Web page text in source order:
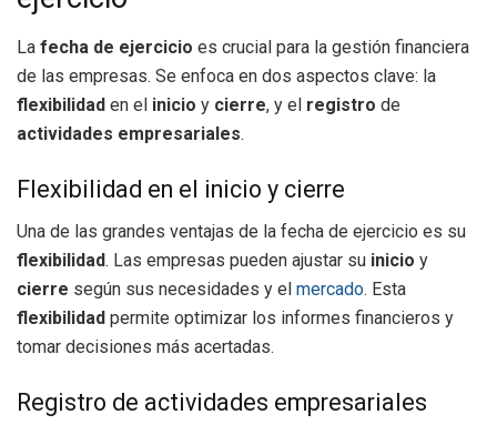
La fecha de ejercicio es crucial para la gestión financiera
de las empresas. Se enfoca en dos aspectos clave: la
flexibilidad en el inicio y cierre, y el registro de
actividades empresariales.
Flexibilidad en el inicio y cierre
Una de las grandes ventajas de la fecha de ejercicio es su
flexibilidad. Las empresas pueden ajustar su inicio y
cierre según sus necesidades y el mercado. Esta
flexibilidad permite optimizar los informes financieros y
tomar decisiones más acertadas.
Registro de actividades empresariales